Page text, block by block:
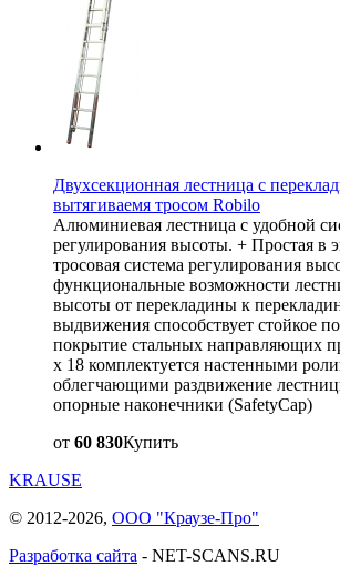
Двухсекционная лестница с
вытягиваемя тросом Robilo
Алюминиевая лестница с удобной
регулирования высоты. + Простая в
тросовая система регулирования
функциональные возможности
высоты от перекладины к
выдвижения способствует стойкое
покрытие стальных направляющих
x 18 комплектуется настенными
облегчающими раздвижение
опорные наконечники (SafetyCap)
от 60 830Купить
KRAUSE
© 2012-2026, ООО "Краузе-Про"
Разработка сайта - NET-SCANS.RU